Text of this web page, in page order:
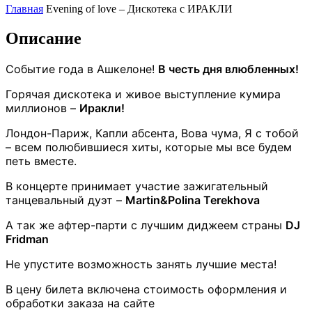
Главная Evening of love – Дискотека с ИРАКЛИ
Описание
Событие года в Ашкелоне! В честь дня влюбленных!
Горячая дискотека и живое выступление кумира
миллионов – Иракли!
Лондон-Париж, Капли абсента, Вова чума, Я с тобой
– всем полюбившиеся хиты, которые мы все будем
петь вместе.
В концерте принимает участие зажигательный
танцевальный дуэт – Martin&Polina Terekhova
А так же афтер-парти с лучшим диджеем страны DJ
Fridman
Не упустите возможность занять лучшие места!
В цену билета включена стоимость оформления и
обработки заказа на сайте